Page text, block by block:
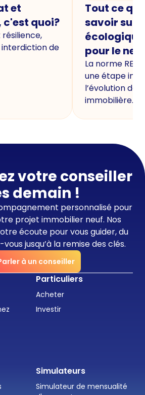
et
c'est quoi?
de
Tout ce
savoir sur
écologique
pour le
La norme
une étape
l’évolution de
immobilière.
votre conseiller
demain !
personnalisé pour
projet immobilier neuf. Nos
écoute pour vous guider, du
jusqu’à la remise des clés.
à un conseiller
Particuliers
Acheter
Investir
Simulateurs
Simulateur de mensualité